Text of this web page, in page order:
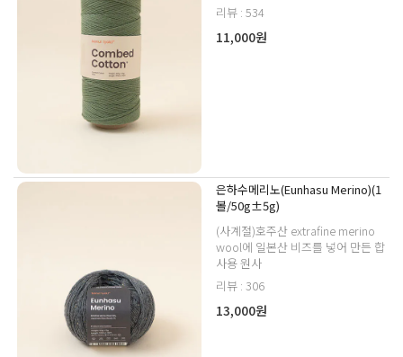
리뷰 : 534
11,000원
은하수메리노(Eunhasu Merino)(1
볼/50g±5g)
(사계절)호주산 extrafine merino
wool에 일본산 비즈를 넣어 만든 합
사용 원사
리뷰 : 306
13,000원